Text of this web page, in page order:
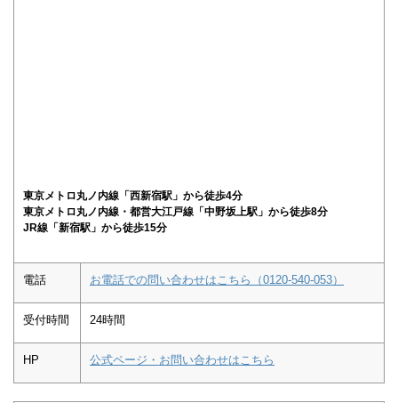
東京メトロ丸ノ内線「西新宿駅」から徒歩4分
東京メトロ丸ノ内線・都営大江戸線「中野坂上駅」から徒歩8分
JR線「新宿駅」から徒歩15分
電話 お電話での問い合わせはこちら（0120-540-053）
受付時間 24時間
HP 公式ページ・お問い合わせはこちら